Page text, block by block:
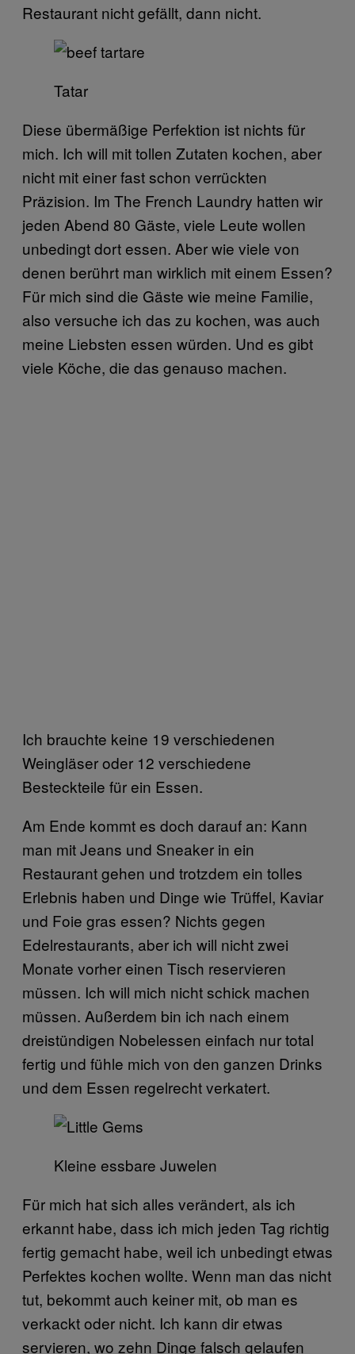
Restaurant nicht gefällt, dann nicht.
Tatar
Diese übermäßige Perfektion ist nichts für
mich. Ich will mit tollen Zutaten kochen, aber
nicht mit einer fast schon verrückten
Präzision. Im The French Laundry hatten wir
jeden Abend 80 Gäste, viele Leute wollen
unbedingt dort essen. Aber wie viele von
denen berührt man wirklich mit einem Essen?
Für mich sind die Gäste wie meine Familie,
also versuche ich das zu kochen, was auch
meine Liebsten essen würden. Und es gibt
viele Köche, die das genauso machen.
Ich brauchte keine 19 verschiedenen
Weingläser oder 12 verschiedene
Besteckteile für ein Essen.
Am Ende kommt es doch darauf an: Kann
man mit Jeans und Sneaker in ein
Restaurant gehen und trotzdem ein tolles
Erlebnis haben und Dinge wie Trüffel, Kaviar
und Foie gras essen? Nichts gegen
Edelrestaurants, aber ich will nicht zwei
Monate vorher einen Tisch reservieren
müssen. Ich will mich nicht schick machen
müssen. Außerdem bin ich nach einem
dreistündigen Nobelessen einfach nur total
fertig und fühle mich von den ganzen Drinks
und dem Essen regelrecht verkatert.
Kleine essbare Juwelen
Für mich hat sich alles verändert, als ich
erkannt habe, dass ich mich jeden Tag richtig
fertig gemacht habe, weil ich unbedingt etwas
Perfektes kochen wollte. Wenn man das nicht
tut, bekommt auch keiner mit, ob man es
verkackt oder nicht. Ich kann dir etwas
servieren, wo zehn Dinge falsch gelaufen